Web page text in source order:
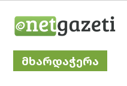
მხარდაჭერა